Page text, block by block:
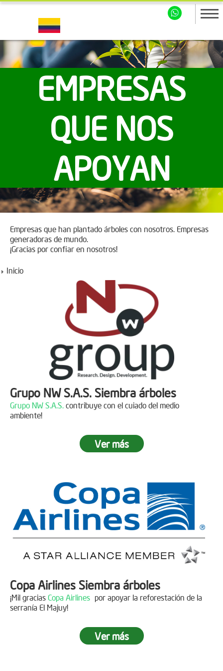
EMPRESAS
QUE NOS
APOYAN
Empresas que han plantado árboles con nosotros. Empresas
generadoras de mundo.
¡Gracias por confiar en nosotros!
Inicio
Grupo NW S.A.S. Siembra árboles
Grupo NW S.A.S. contribuye con el cuiado del medio
ambiente!
Jornada de reforestación
15 personas
Ver más
Copa Airlines Siembra árboles
¡Mil gracias Copa Airlines por apoyar la reforestación de la
serranía El Majuy!
Siembra en el Páramo Aguas Vivas
Ver más